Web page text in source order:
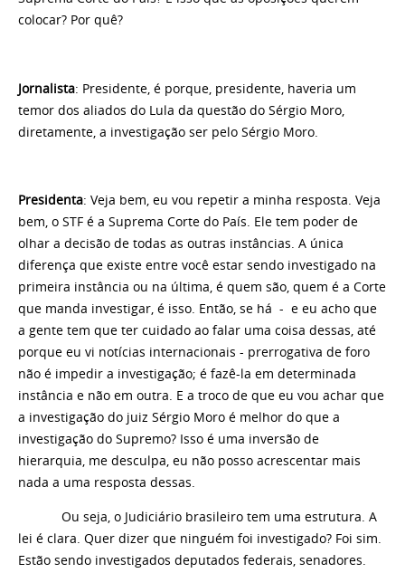
colocar? Por quê?
Jornalista: Presidente, é porque, presidente, haveria um
temor dos aliados do Lula da questão do Sérgio Moro,
diretamente, a investigação ser pelo Sérgio Moro.
Presidenta: Veja bem, eu vou repetir a minha resposta. Veja
bem, o STF é a Suprema Corte do País. Ele tem poder de
olhar a decisão de todas as outras instâncias. A única
diferença que existe entre você estar sendo investigado na
primeira instância ou na última, é quem são, quem é a Corte
que manda investigar, é isso. Então, se há - e eu acho que
a gente tem que ter cuidado ao falar uma coisa dessas, até
porque eu vi notícias internacionais - prerrogativa de foro
não é impedir a investigação; é fazê-la em determinada
instância e não em outra. E a troco de que eu vou achar que
a investigação do juiz Sérgio Moro é melhor do que a
investigação do Supremo? Isso é uma inversão de
hierarquia, me desculpa, eu não posso acrescentar mais
nada a uma resposta dessas.
Ou seja, o Judiciário brasileiro tem uma estrutura. A
lei é clara. Quer dizer que ninguém foi investigado? Foi sim.
Estão sendo investigados deputados federais, senadores.